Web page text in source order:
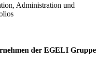
Administration und
der EGELI Gruppe